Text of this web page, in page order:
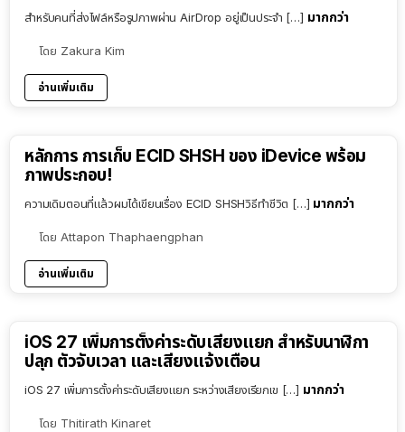
สำหรับคนที่ส่งไฟล์หรือรูปภาพผ่าน AirDrop อยู่เป็นประจำ […] มากกว่า
โดย Zakura Kim
อ่านเพิ่มเติม
หลักการ การเก็บ ECID SHSH ของ iDevice พร้อม
ภาพประกอบ!
ความเดิมตอนที่แล้วผมได้เขียนเรื่อง ECID SHSHวิธีทำชีวิต […] มากกว่า
โดย Attapon Thaphaengphan
อ่านเพิ่มเติม
iOS 27 เพิ่มการตั้งค่าระดับเสียงแยก สำหรับนาฬิกา
ปลุก ตัวจับเวลา และเสียงแจ้งเตือน
iOS 27 เพิ่มการตั้งค่าระดับเสียงแยก ระหว่างเสียงเรียกเข […] มากกว่า
โดย Thitirath Kinaret